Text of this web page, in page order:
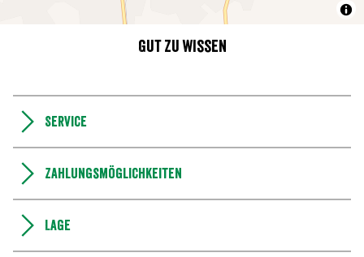
Gut zu wissen
Service
Zahlungsmöglichkeiten
Lage